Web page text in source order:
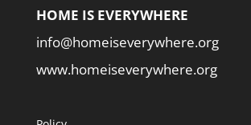
HOME IS EVERYWHERE
info@homeiseverywhere.org
www.homeiseverywhere.org